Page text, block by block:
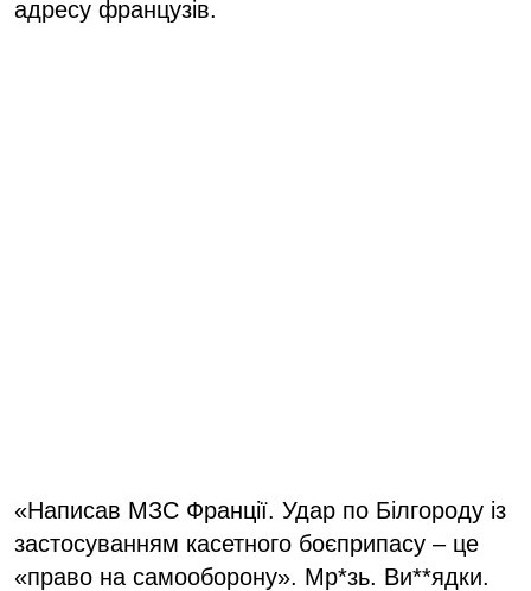
адресу французів.
«Написав МЗС Франції. Удар по Білгороду із
застосуванням касетного боєприпасу – це
«право на самооборону». Мр*зь. Ви**ядки.